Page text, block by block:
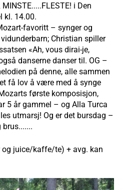
i Den
kl. 14.00.
favoritt – synger og
Christian spiller
«Ah, vous dirai-je,
danserne danser til. OG –
på denne, alle sammen
få lov å være med å synge
første komposisjon,
5 år gammel – og Alla Turca
utmarsj! Og er det bursdag –
og juice/kaffe/te) + avg. kan